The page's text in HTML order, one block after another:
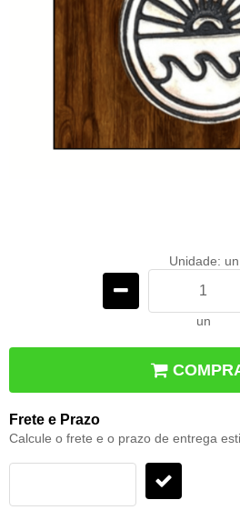
Unidade: un
un
Frete e Prazo
Calcule o frete e o prazo de entrega